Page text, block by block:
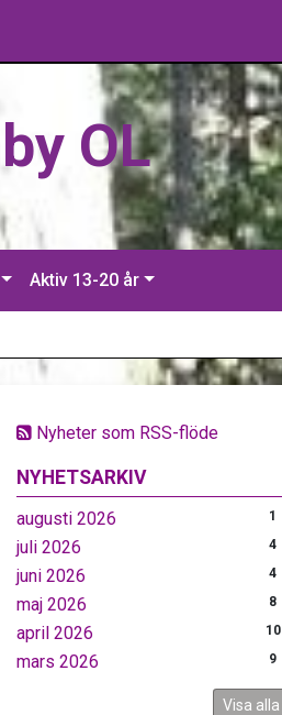
OL
Aktiv 13-20 år
Nyheter som RSS-flöde
NYHETSARKIV
augusti 2026 1
juli 2026 4
juni 2026 4
maj 2026 8
april 2026 10
mars 2026 9
Visa alla